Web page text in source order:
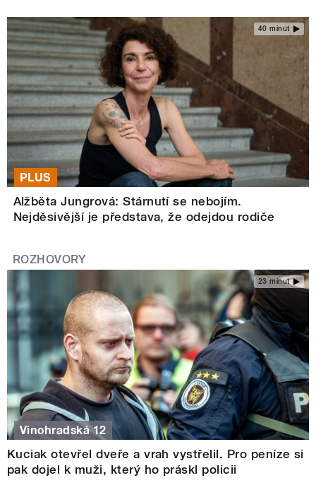
40 minut
PLUS
Alžběta Jungrová: Stárnutí se nebojím.
Nejděsivější je představa, že odejdou rodiče
ROZHOVORY
23 minut
Vinohradská 12
Kuciak otevřel dveře a vrah vystřelil. Pro peníze si
pak dojel k muži, který ho práskl policii